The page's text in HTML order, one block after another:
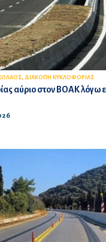
, ΔΙΑΚΟΠΗ ΚΥΚΛΟΦΟΡΙΑΣ
αύριο στον ΒΟΑΚ λόγω